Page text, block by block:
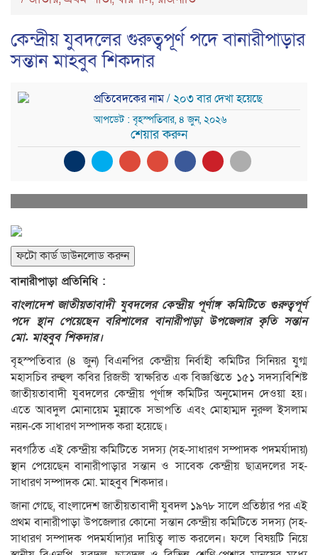
কেন্দ্রীয় যুবদলের গুরুত্বপূর্ণ পদে বানারীপাড়ার
সন্তান মাহবুব শিকদার
প্রতিবেদকের নাম/ ২০৩ বার দেখা হয়েছে
আপডেট : বৃহস্পতিবার, ৪ জুন, ২০২৬
শেয়ার করুন
ফটো কার্ড ডাউনলোড করুন
বানারীপাড়া প্রতিনিধি :
বাংলাদেশ জাতীয়তাবাদী যুবদলের কেন্দ্রীয় পূর্ণাঙ্গ কমিটিতে গুরুত্বপূর্ণ
পদে স্থান পেয়েছেন বরিশালের বানারীপাড়া উপজেলার কৃতি সন্তান
মো. মাহবুব শিকদার।
বৃহস্পতিবার (৪ জুন) বিএনপির কেন্দ্রীয় নির্বাহী কমিটির সিনিয়র যুগ্ম
মহাসচিব রুহুল কবির রিজভী স্বাক্ষরিত এক বিজ্ঞপ্তিতে ১৫১ সদস্যবিশিষ্ট
জাতীয়তাবাদী যুবদলের কেন্দ্রীয় পূর্ণাঙ্গ কমিটির অনুমোদন দেওয়া হয়।
এতে আবদুল মোনায়েম মুন্নাকে সভাপতি এবং মোহাম্মদ নুরুল ইসলাম
নয়ন-কে সাধারণ সম্পাদক করা হয়েছে।
নবগঠিত এই কেন্দ্রীয় কমিটিতে সদস্য (সহ-সাধারণ সম্পাদক পদমর্যাদায়)
স্থান পেয়েছেন বানারীপাড়ার সন্তান ও সাবেক কেন্দ্রীয় ছাত্রদলের সহ-
সাধারণ সম্পাদক মো. মাহবুব শিকদার।
জানা গেছে, বাংলাদেশ জাতীয়তাবাদী যুবদল ১৯৭৮ সালে প্রতিষ্ঠার পর এই
প্রথম বানারীপাড়া উপজেলার কোনো সন্তান কেন্দ্রীয় কমিটিতে সদস্য (সহ-
সাধারণ সম্পাদক পদমর্যাদা)র দায়িত্ব লাভ করলেন। ফলে বিষয়টি নিয়ে